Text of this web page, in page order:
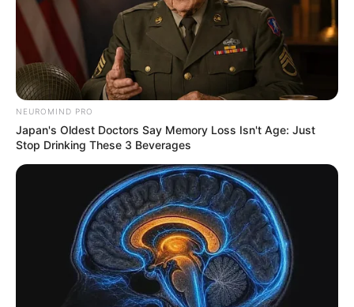
NEUROMIND PRO
Japan's Oldest Doctors Say Memory Loss Isn't Age: Just
Stop Drinking These 3 Beverages